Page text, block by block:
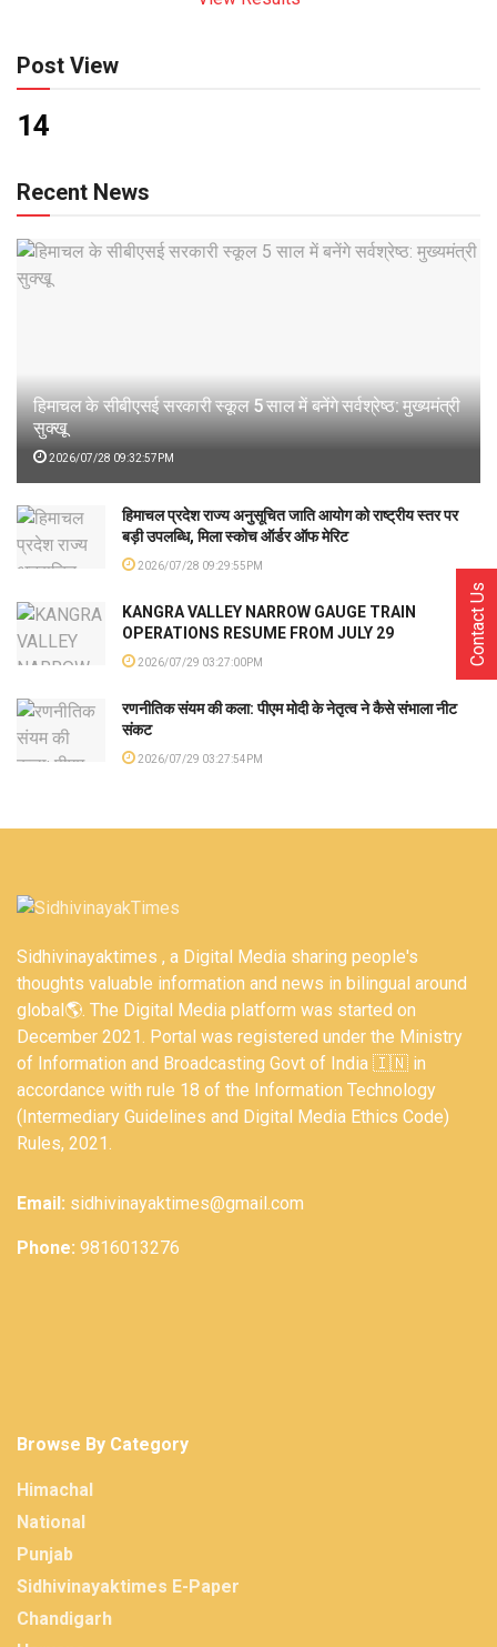
Post View
14
Recent News
हिमाचल के सीबीएसई सरकारी स्कूल 5 साल में बनेंगे सर्वश्रेष्ठ: मुख्यमंत्री
सुक्खू
2026/07/28 09:32:57PM
हिमाचल प्रदेश राज्य अनुसूचित जाति आयोग को राष्ट्रीय स्तर पर
बड़ी उपलब्धि, मिला स्कोच ऑर्डर ऑफ मेरिट
2026/07/28 09:29:55PM
KANGRA VALLEY NARROW GAUGE TRAIN
OPERATIONS RESUME FROM JULY 29
2026/07/29 03:27:00PM
रणनीतिक संयम की कला: पीएम मोदी के नेतृत्व ने कैसे संभाला नीट
संकट
2026/07/29 03:27:54PM
Sidhivinayaktimes , a Digital Media sharing people's
thoughts valuable information and news in bilingual around
global🌎. The Digital Media platform was started on
December 2021. Portal was registered under the Ministry
of Information and Broadcasting Govt of India 🇮🇳 in
accordance with rule 18 of the Information Technology
(Intermediary Guidelines and Digital Media Ethics Code)
Rules, 2021.
Email: sidhivinayaktimes@gmail.com
Phone: 9816013276
Browse By Category
Himachal
National
Punjab
Sidhivinayaktimes E-Paper
Chandigarh
Contact Us